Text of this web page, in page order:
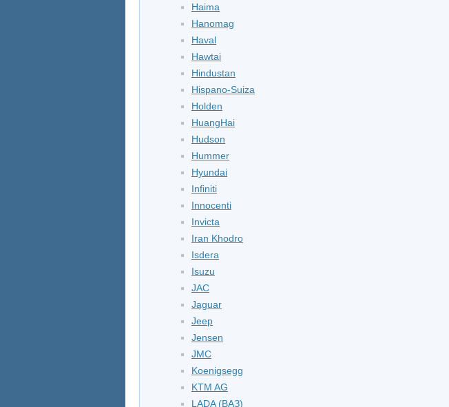
Haima
Hanomag
Haval
Hawtai
Hindustan
Hispano-Suiza
Holden
HuangHai
Hudson
Hummer
Hyundai
Infiniti
Innocenti
Invicta
Iran Khodro
Isdera
Isuzu
JAC
Jaguar
Jeep
Jensen
JMC
Koenigsegg
KTM AG
LADA (ВАЗ)